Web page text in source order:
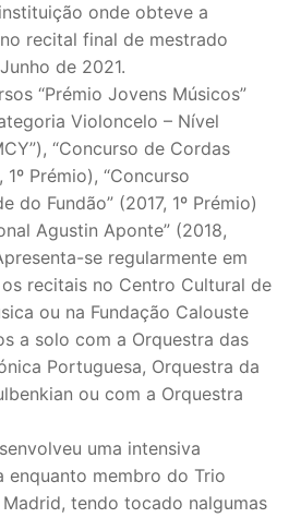
onde obteve a
recital final de mestrado
de 2021.
“Prémio Jovens Músicos”
Violoncelo – Nível
“Concurso de Cordas
Prémio), “Concurso
do Fundão” (2017, 1º Prémio)
Agustin Aponte” (2018,
se regularmente em
recitais no Centro Cultural de
ou na Fundação Calouste
a solo com a Orquestra das
Portuguesa, Orquestra da
ou com a Orquestra
uma intensiva
enquanto membro do Trio
tendo tocado nalgumas